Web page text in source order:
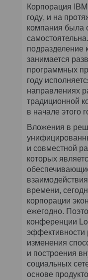
Корпорация
году, и на
компания была
подразделение
занимается
программных
году
направлениях
традиционной
в начале этого
Вложения в
и совместной
которых
времени,
корпорации
ежегодно.
конференции
эффективности
изменения
и построения
социальных
основе